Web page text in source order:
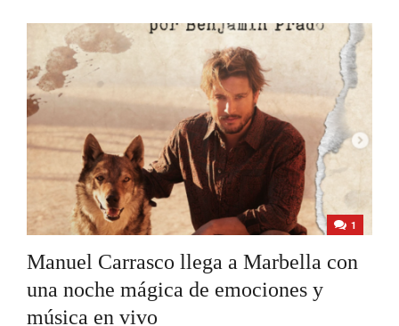
1
Manuel Carrasco llega a Marbella con
una noche mágica de emociones y
música en vivo